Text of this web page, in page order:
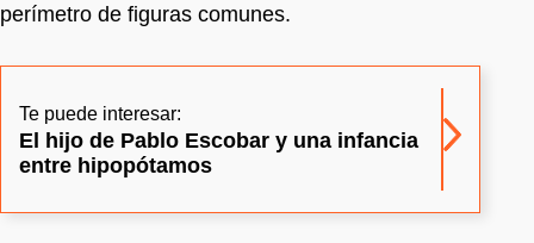
perímetro de figuras comunes.
Te puede interesar:
El hijo de Pablo Escobar y una infancia
entre hipopótamos